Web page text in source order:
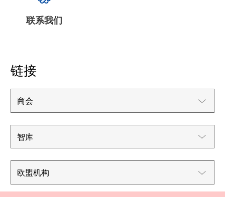
联系我们
链接
商会
智库
欧盟机构